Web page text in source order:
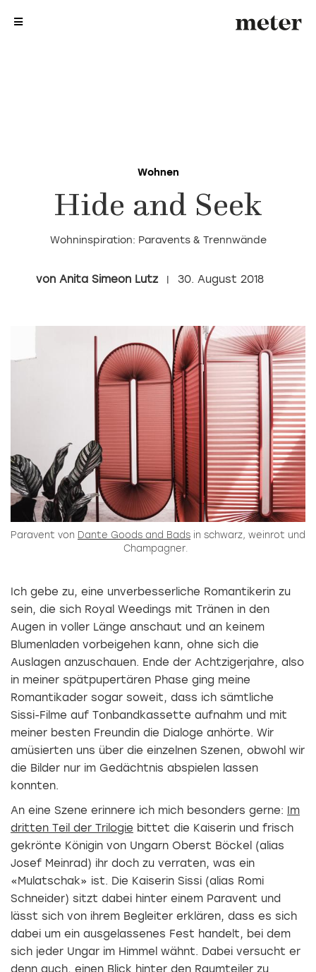
Wohnen
Hide and Seek
Wohninspiration: Paravents & Trennwände
Anita Simeon Lutz 30. August 2018
Paravent von Dante Goods and Bads in schwarz, weinrot und
Champagner.
Ich gebe zu, eine unverbesserliche Romantikerin zu
sein, die sich Royal Weedings mit Tränen in den
Augen in voller Länge anschaut und an keinem
Blumenladen vorbeigehen kann, ohne sich die
Auslagen anzuschauen. Ende der Achtzigerjahre, also
in meiner spätpupertären Phase ging meine
Romantikader sogar soweit, dass ich sämtliche
Sissi-Filme auf Tonbandkassette aufnahm und mit
meiner besten Freundin die Dialoge anhörte. Wir
amüsierten uns über die einzelnen Szenen, obwohl wir
die Bilder nur im Gedächtnis abspielen lassen
konnten.
An eine Szene erinnere ich mich besonders gerne:
Im
dritten Teil der Trilogie bittet die Kaiserin und frisch
gekrönte Königin von Ungarn Oberst Böckel (alias
Josef Meinrad) ihr doch zu verraten, was ein
«Mulatschak» ist. Die Kaiserin Sissi (alias Romi
Schneider) sitzt dabei hinter einem Paravent und
lässt sich von ihrem Begleiter erklären, dass es sich
dabei um ein ausgelassenes Fest handelt, bei dem
sich jeder Ungar im Himmel wähnt. Dabei versucht er
denn auch, einen Blick hinter den Raumteiler zu